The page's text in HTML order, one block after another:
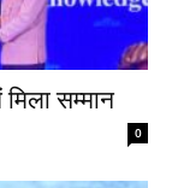
सम्मान
0